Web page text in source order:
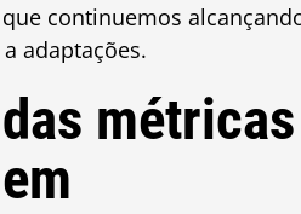
continuemos
adaptações.